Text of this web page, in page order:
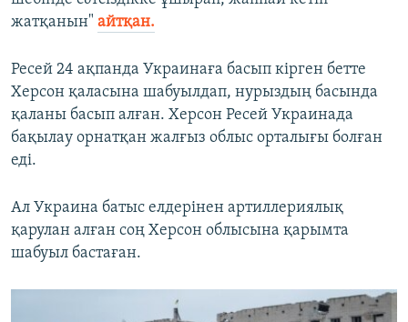
жатқанын" айтқан.
Ресей 24 ақпанда Украинаға басып кірген бетте
Херсон қаласына шабуылдап, нурыздың басында
қаланы басып алған. Херсон Ресей Украинада
бақылау орнатқан жалғыз облыс орталығы болған
еді.
Ал Украина батыс елдерінен артиллериялық
қарулан алған соң Херсон облысына қарымта
шабуыл бастаған.